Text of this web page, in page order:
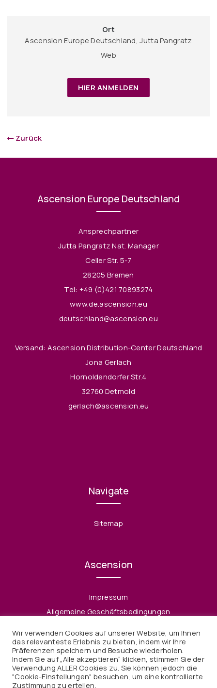
Ort
Ascension Europe Deutschland, Jutta Pangratz
Web
HIER ANMELDEN
Zurück
Ascension Europe Deutschland
Ansprechpartner
Jutta Pangratz Nat. Manager
Celler Str. 5-7
28205 Bremen
Tel: +49 (0)421 70893274
www.de.ascension.eu
deutschland@ascension.eu
Versand: Ascension Distribution-Center Deutschland
Jona Gerlach
Hornoldendorfer Str.4
32760 Detmold
gerlach@ascension.eu
Navigate
Sitemap
Ascension
Impressum
Allgemeine Geschäftsbedingungen
Widerruf
Wir verwenden Cookies auf unserer Website, um Ihnen
das relevanteste Erlebnis zu bieten, indem wir Ihre
Präferenzen speichern und Besuche wiederholen.
Indem Sie auf „Alle akzeptieren“ klicken, stimmen Sie der
Verwendung ALLER Cookies zu. Sie können jedoch die
"Cookie-Einstellungen" besuchen, um eine kontrollierte
Zustimmung zu erteilen.